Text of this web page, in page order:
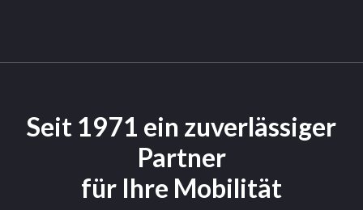
Seit 1971 ein zuverlässiger
Partner
für Ihre Mobilität